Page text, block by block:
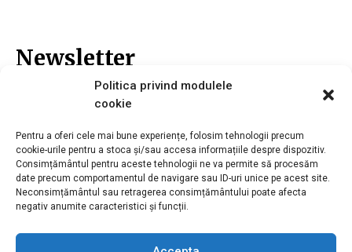
Politica privind modulele
cookie
Pentru a oferi cele mai bune experiențe, folosim tehnologii precum
cookie-urile pentru a stoca și/sau accesa informațiile despre dispozitiv.
Consimțământul pentru aceste tehnologii ne va permite să procesăm
date precum comportamentul de navigare sau ID-uri unice pe acest site.
Neconsimțământul sau retragerea consimțământului poate afecta
negativ anumite caracteristici și funcții.
Newsletter
Înscrie-te la newsletter-ul nostru și nu vei pierde nici o noutate.
Email*